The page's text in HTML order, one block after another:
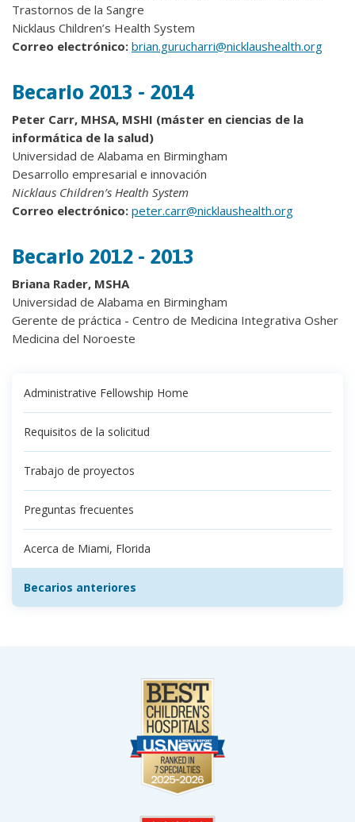
Trastornos de la Sangre
Nicklaus Children’s Health System
Correo electrónico: brian.gurucharri@nicklaushealth.org
Becario 2013 - 2014
Peter Carr, MHSA, MSHI (máster en ciencias de la
informática de la salud)
Universidad de Alabama en Birmingham
Desarrollo empresarial e innovación
Nicklaus Children’s Health System
Correo electrónico: peter.carr@nicklaushealth.org
Becario 2012 - 2013
Briana Rader, MSHA
Universidad de Alabama en Birmingham
Gerente de práctica - Centro de Medicina Integrativa Osher
Medicina del Noroeste
Administrative Fellowship Home
Requisitos de la solicitud
Trabajo de proyectos
Preguntas frecuentes
Acerca de Miami, Florida
Becarios anteriores